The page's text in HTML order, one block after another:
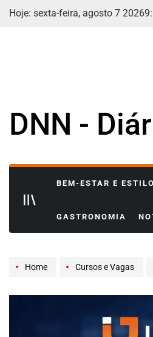
Skip
Hoje: sexta-feira, agosto 7 20269:
DNN -
BEM-ESTAR E
GASTRONOMIA
Home Cursos e Vagas